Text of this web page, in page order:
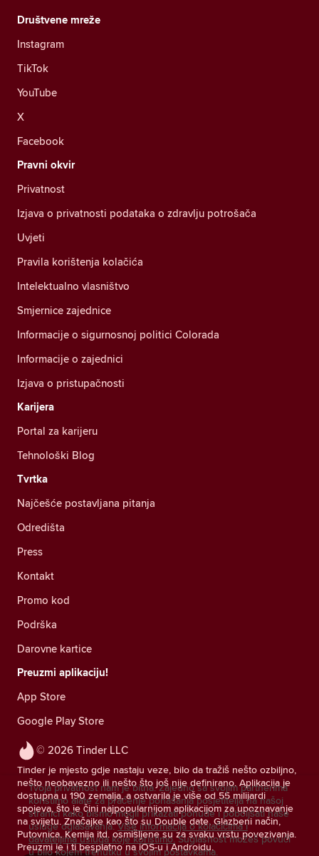
© 2026 Tinder LLC
Tinder je mjesto gdje nastaju veze, bilo da tražiš nešto ozbiljno,
nešto neobavezno ili nešto što još nije definirano. Aplikacija je
dostupna u 190 zemalja, a ostvarila je više od 55 milijardi
spojeva, što je čini najpopularnijom aplikacijom za upoznavanje
na svijetu. Značajke kao što su Double date, Glazbeni način,
Putovnica, Kemija itd. osmišljene su za svaku vrstu povezivanja.
Preuzmi je i ti besplatno na iOS-u i Androidu.
Društvene mreže
Instagram
TikTok
YouTube
X
Facebook
Pravni okvir
Privatnost
Izjava o privatnosti podataka o zdravlju potrošača
Uvjeti
Pravila korištenja kolačića
Intelektualno vlasništvo
Smjernice zajednice
Informacije o sigurnosnoj politici Colorada
Informacije o zajednici
Izjava o pristupačnosti
Karijera
Portal za karijeru
Tehnološki Blog
Tvrtka
Najčešće postavljana pitanja
Odredišta
Press
Kontakt
Promo kod
Podrška
Darovne kartice
Preuzmi aplikaciju!
App Store
Google Play Store
Tvoja privatnost nam je bitna. Zajedno sa svojim partnerima
koristimo alate za praćenje ponašanja posjetitelja na našoj
stranici kako bismo mogli prikazati ponude i poboljšati naše
usluge oglašavanja. Više informacija o kolačićima i
davateljima usluga koje koristimo. Suglasnost možeš povući
u bilo kojem trenutku u svojim postavkama.